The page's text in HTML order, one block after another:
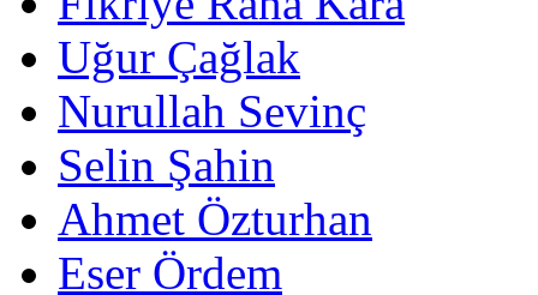
Uğur Çağlak
Nurullah Sevinç
Selin Şahin
Ahmet Özturhan
Eser Ördem